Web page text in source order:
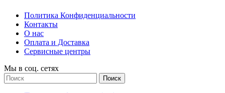
Политика Конфиденциальности
Контакты
О нас
Оплата и Доставка
Сервисные центры
Мы в соц. сетях
Поиск